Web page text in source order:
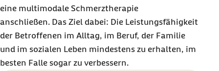
eine multimodale Schmerztherapie
anschließen. Das Ziel dabei: Die Leistungsfähigkeit
der Betroffenen im Alltag, im Beruf, der Familie
und im sozialen Leben mindestens zu erhalten, im
besten Falle sogar zu verbessern.